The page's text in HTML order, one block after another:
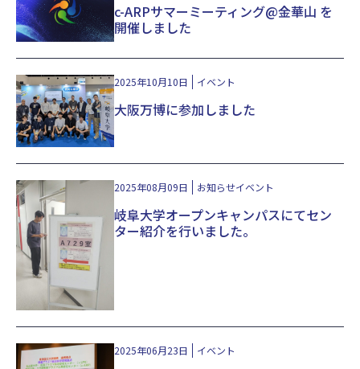
c-ARPサマーミーティング@金華山 を
開催しました
2025年10月10日 イベント
大阪万博に参加しました
2025年08月09日 お知らせイベント
岐阜大学オープンキャンパスにてセン
ター紹介を行いました。
2025年06月23日 イベント